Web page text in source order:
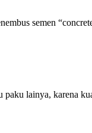
semen
lainya, karena